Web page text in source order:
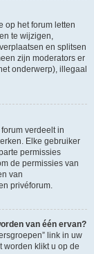
op het forum letten
te wijzigen,
en splitsen
zijn moderators er
onderwerp), illegaal
verdeelt in
Elke gebruiker
permissies
de permissies van
van
privéforum.
van één ervan?
link in uw
worden klikt u op de